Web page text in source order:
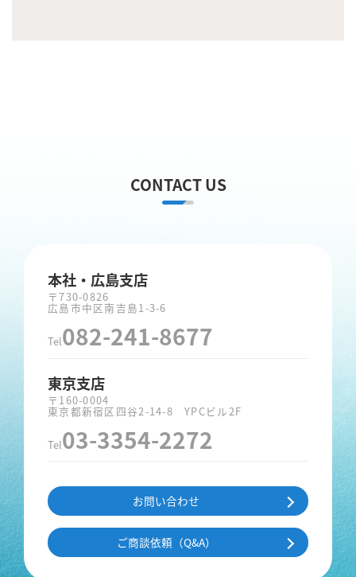
CONTACT US
本社・広島支店
〒730-0826
広島市中区南吉島1-3-6
Tel082-241-8677
東京支店
〒160-0004
東京都新宿区四谷2-14-8 YPCビル2F
Tel03-3354-2272
お問い合わせ
ご商談依頼（Q&A）